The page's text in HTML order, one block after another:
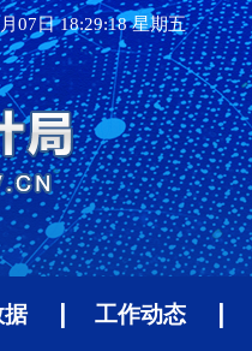
07日 18:29:19 星期五
据 工作动态